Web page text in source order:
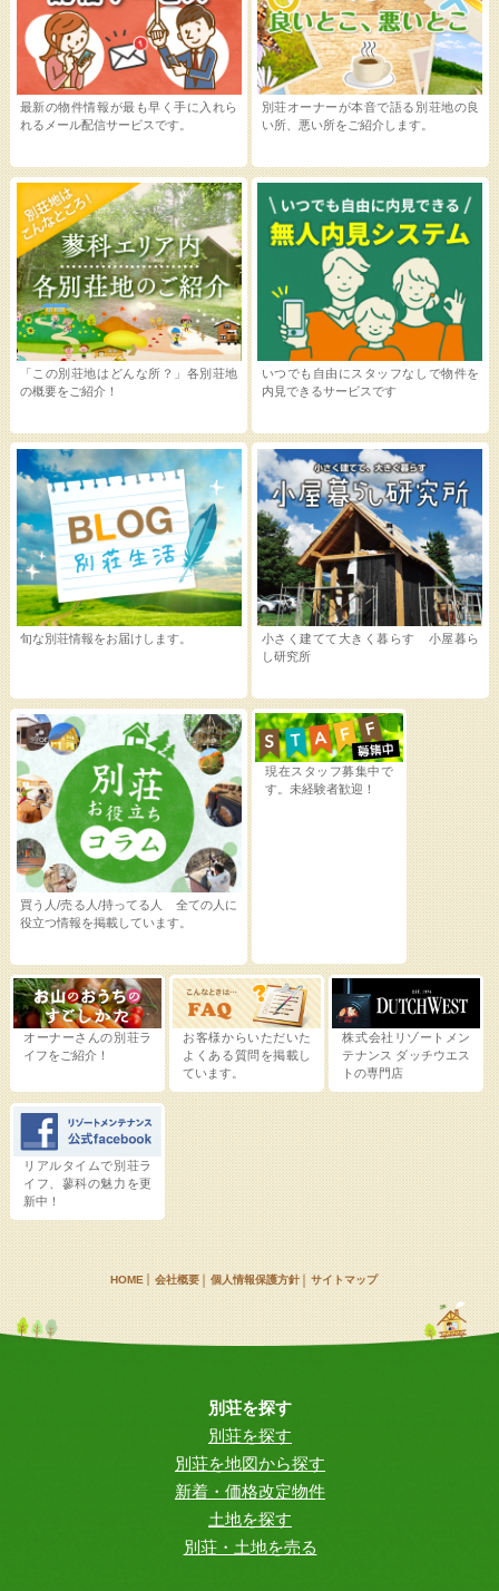
いつでも自由にスタッフなしで物件を
内見できるサービスです
旬な別荘情報をお届けします。
最新の物件情報が最も早く手に入れら
れるメール配信サービスです。
買う人/売る人/持ってる人 全ての人に
役立つ情報を掲載しています。
小さく建てて大きく暮らす 小屋暮ら
し研究所
別荘オーナーが本音で語る別荘地の良
い所、悪い所をご紹介します。
「この別荘地はどんな所？」各別荘地
の概要をご紹介！
現在スタッフ募集中で
す。未経験者歓迎！
オーナーさんの別荘ラ
イフをご紹介！
お客様からいただいた
よくある質問を掲載し
ています。
株式会社リゾートメン
テナンス ダッチウエス
トの専門店
リアルタイムで別荘ラ
イフ、蓼科の魅力を更
新中！
HOME 会社概要 個人情報保護方針 サイトマップ
別荘を探す
別荘を探す
別荘を地図から探す
新着・価格改定物件
土地を探す
別荘・土地を売る